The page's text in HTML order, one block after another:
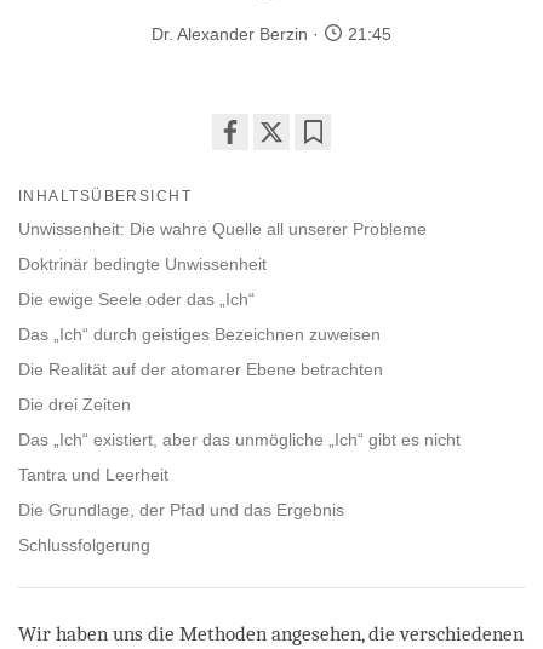
Dr. Alexander Berzin 21:45
facebook
INHALTSÜBERSICHT
Unwissenheit: Die wahre Quelle all unserer Probleme
Doktrinär bedingte Unwissenheit
Die ewige Seele oder das „Ich“
Das „Ich“ durch geistiges Bezeichnen zuweisen
Die Realität auf der atomarer Ebene betrachten
Die drei Zeiten
Das „Ich“ existiert, aber das unmögliche „Ich“ gibt es nicht
Tantra und Leerheit
Die Grundlage, der Pfad und das Ergebnis
Schlussfolgerung
Wir haben uns die Methoden angesehen, die verschiedenen